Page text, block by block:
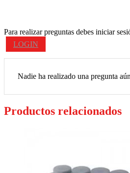
Para realizar preguntas debes iniciar
LOGIN
Nadie ha realizado una pregunta
Productos relacionados